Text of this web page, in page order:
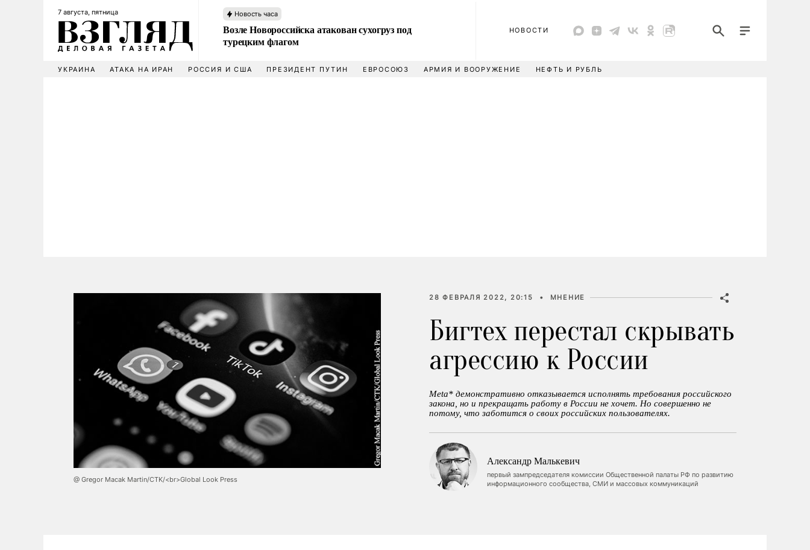
7 августа, пятница Новость часа
Возле Новороссийска атакован сухогруз под
турецким флагом
НОВОСТИ
УКРАИНА АТАКА НА ИРАН РОССИЯ И США ПРЕЗИДЕНТ ПУТИН ЕВРОСОЮЗ АРМИЯ И ВООРУЖЕНИЕ НЕФТЬ И РУБЛЬ
@ Gregor Macak Martin/CTK/<br>Global Look Press
28 ФЕВРАЛЯ 2022, 20:15 • МНЕНИЕ
Бигтех перестал скрывать
агрессию к России
Meta* демонстративно отказывается исполнять требования российского
закона, но и прекращать работу в России не хочет. Но совершенно не
потому, что заботится о своих российских пользователях.
Александр Малькевич
первый зампредседателя комиссии Общественной палаты РФ по развитию
информационного сообщества, СМИ и массовых коммуникаций